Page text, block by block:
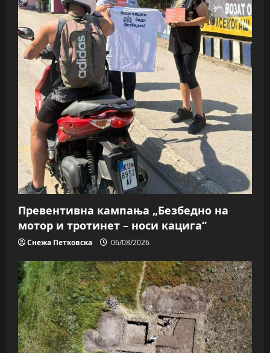
Превентивна кампања „Безбедно на
мотор и тротинет – носи кацига“
Снежа Петковска 06/08/2026